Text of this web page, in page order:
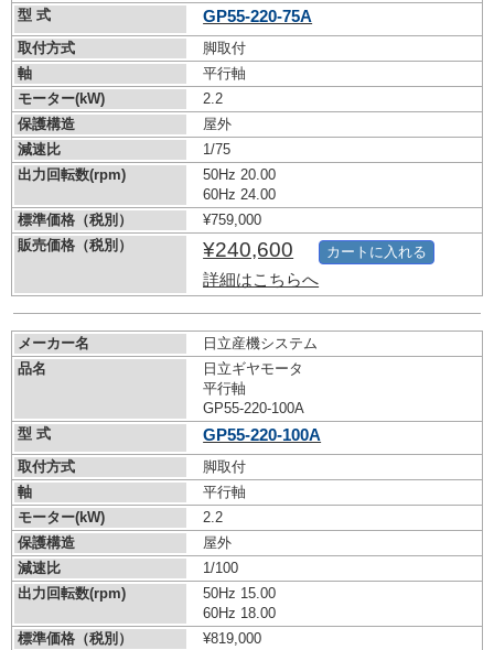
型 式
GP55-220-75A
取付方式
脚取付
軸
平行軸
モーター(kW)
2.2
保護構造
屋外
減速比
1/75
出力回転数(rpm)
50Hz 20.00
60Hz 24.00
標準価格（税別）
¥759,000
販売価格（税別）
¥240,600
詳細はこちらへ
カートに入れる
メーカー名
日立産機システム
品名
日立ギヤモータ
平行軸
GP55-220-100A
型 式
GP55-220-100A
取付方式
脚取付
軸
平行軸
モーター(kW)
2.2
保護構造
屋外
減速比
1/100
出力回転数(rpm)
50Hz 15.00
60Hz 18.00
標準価格（税別）
¥819,000